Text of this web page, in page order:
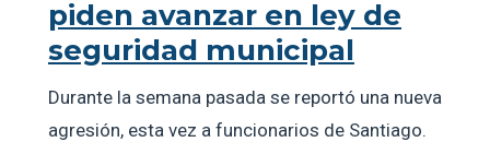
piden avanzar en ley de
seguridad municipal
Durante la semana pasada se reportó una nueva
agresión, esta vez a funcionarios de Santiago.